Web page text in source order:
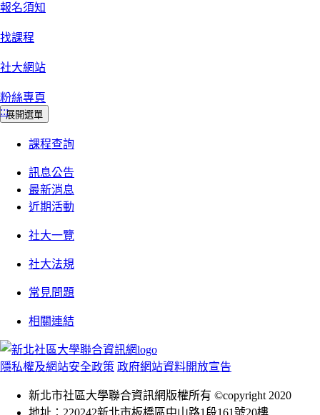
報名須知
找課程
社大網站
粉絲專頁
:::展開選單
課程查詢
訊息公告
最新消息
近期活動
社大一覽
社大法規
常見問題
相關連結
隱私權及網站安全政策 政府網站資料開放宣告
新北市社區大學聯合資訊網版權所有 ©copyright 2020
地址：220242新北市板橋區中山路1段161號20樓